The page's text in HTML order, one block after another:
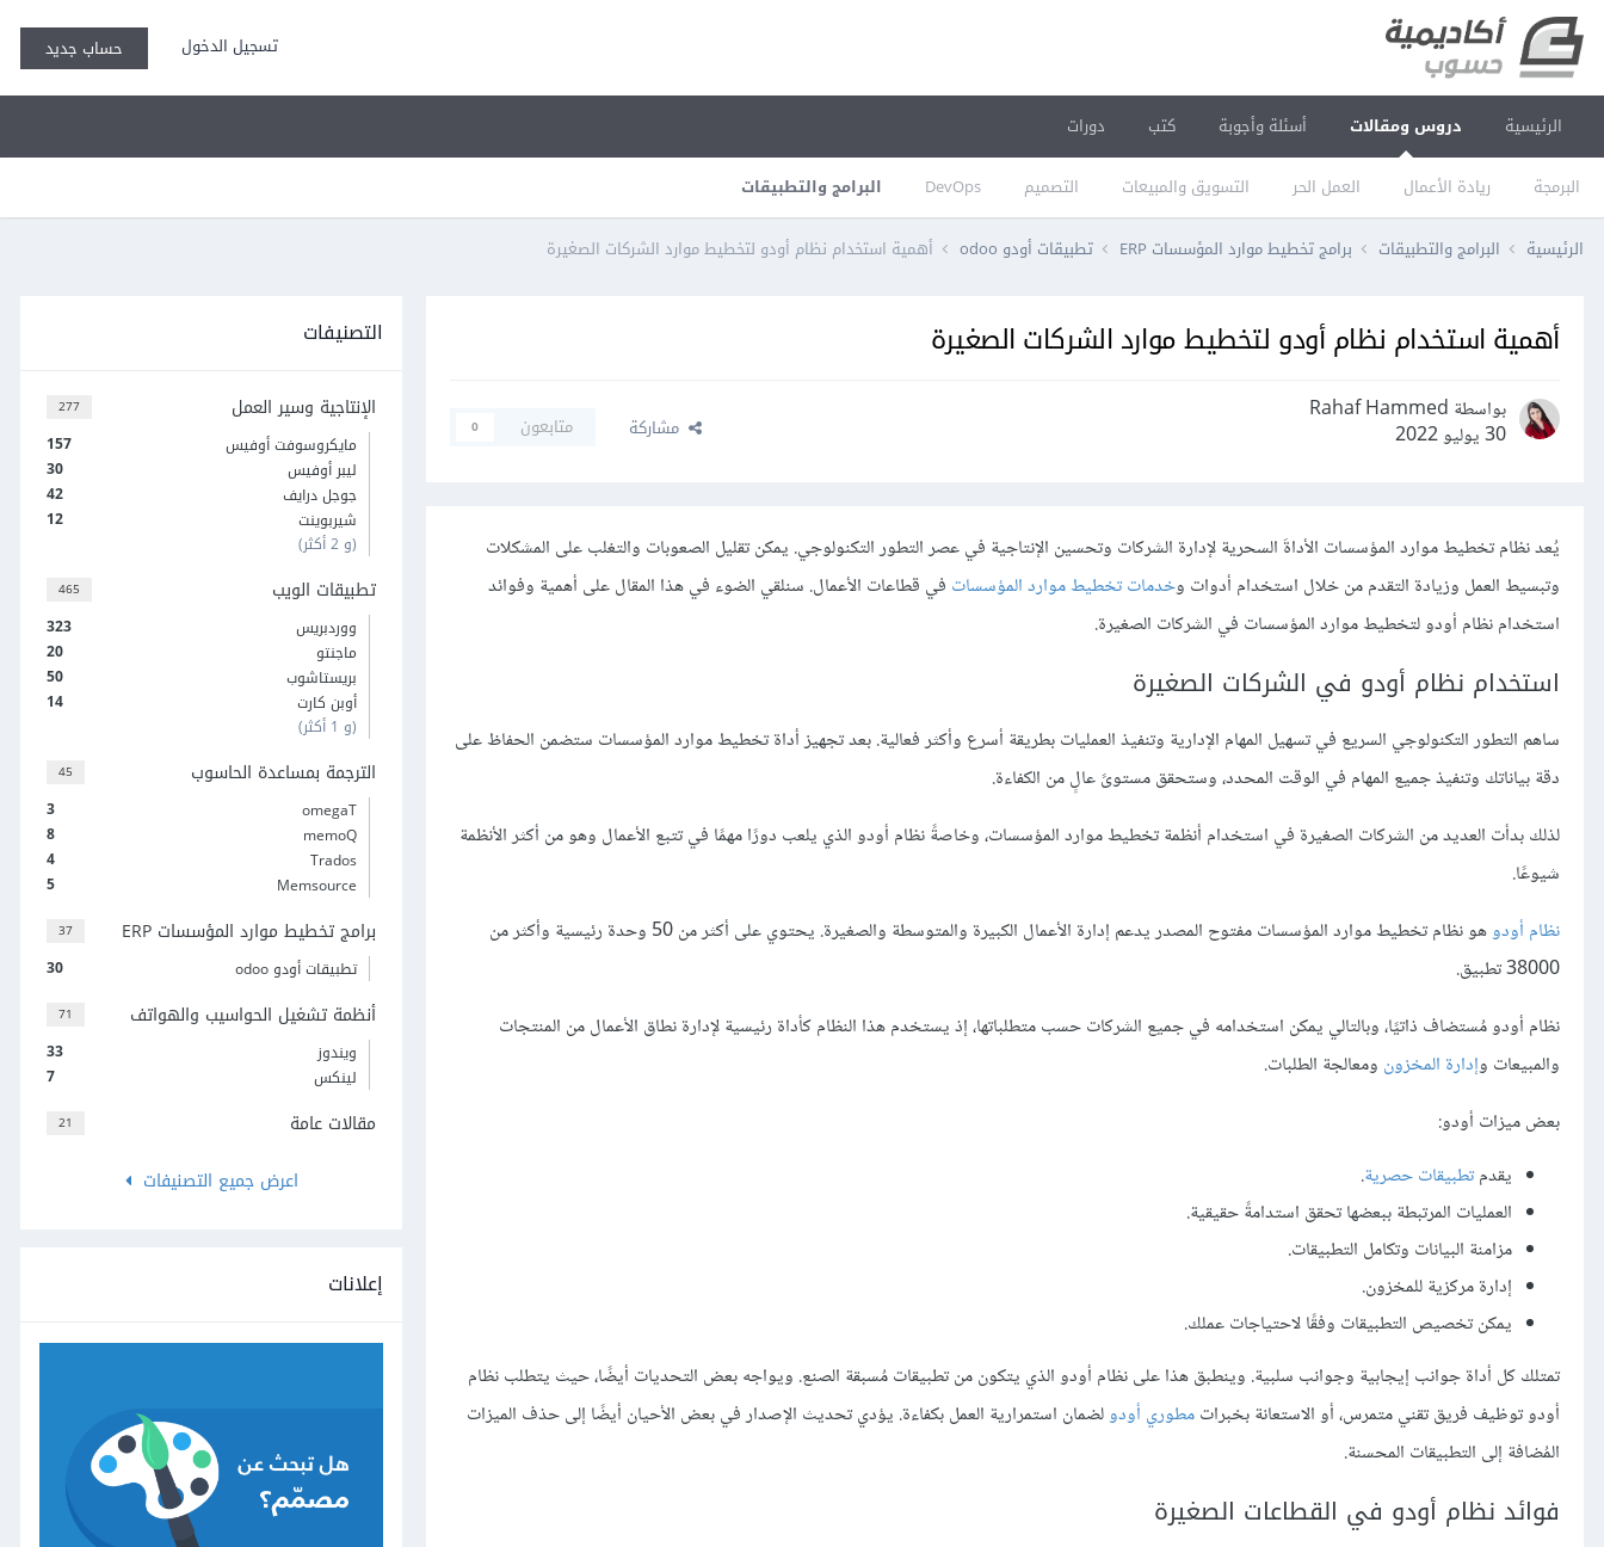
تسجيل الدخول حساب جديد
الرئيسية دروس ومقالات
البرمجة ريادة الأعمال العمل الحر التسويق والمبيعات التصميم DevOps البرامج والتطبيقات
أسئلة وأجوبة كتب دورات
الرئيسية البرامج والتطبيقات برامج تخطيط موارد المؤسسات ERP تطبيقات أودو odoo أهمية استخدام نظام أودو لتخطيط موارد الشركات الصغيرة
أهمية استخدام نظام أودو لتخطيط موارد الشركات الصغيرة
بواسطة Rahaf Hammed
30 يوليو 2022
مشاركة متابعون 0
يُعد نظام تخطيط موارد المؤسسات الأداةَ السحرية لإدارة الشركات وتحسين الإنتاجية في عصر التطور التكنولوجي. يمكن تقليل الصعوبات والتغلب على المشكلات
وتبسيط العمل وزيادة التقدم من خلال استخدام أدوات وخدمات تخطيط موارد المؤسسات في قطاعات الأعمال. سنلقي الضوء في هذا المقال على أهمية وفوائد
استخدام نظام أودو لتخطيط موارد المؤسسات في الشركات الصغيرة.
استخدام نظام أودو في الشركات الصغيرة
ساهم التطور التكنولوجي السريع في تسهيل المهام الإدارية وتنفيذ العمليات بطريقة أسرع وأكثر فعالية. بعد تجهيز أداة تخطيط موارد المؤسسات ستضمن الحفاظ على
دقة بياناتك وتنفيذ جميع المهام في الوقت المحدد، وستحقق مستوىً عالٍ من الكفاءة.
لذلك بدأت العديد من الشركات الصغيرة في استخدام أنظمة تخطيط موارد المؤسسات، وخاصةً نظام أودو الذي يلعب دورًا مهمًا في تتبع الأعمال وهو من أكثر الأنظمة
شيوعًا.
نظام أودو
هو نظام تخطيط موارد المؤسسات مفتوح المصدر يدعم إدارة الأعمال الكبيرة والمتوسطة والصغيرة. يحتوي على أكثر من 50 وحدة رئيسية وأكثر من
38000 تطبيق.
نظام أودو مُستضاف ذاتيًا، وبالتالي يمكن استخدامه في جميع الشركات حسب متطلباتها، إذ يستخدم هذا النظام كأداة رئيسية لإدارة نطاق الأعمال من المنتجات
والمبيعات وإدارة المخزون ومعالجة الطلبات.
بعض ميزات أودو:
يقدمتطبيقات حصرية.
العمليات المرتبطة ببعضها تحقق استدامةً حقيقية.
مزامنة البيانات وتكامل التطبيقات.
إدارة مركزية للمخزون.
يمكن تخصيص التطبيقات وفقًا لاحتياجات عملك.
تمتلك كل أداة جوانب إيجابية وجوانب سلبية. وينطبق هذا على نظام أودو الذي يتكون من تطبيقات مُسبقة الصنع. ويواجه بعض التحديات أيضًا، حيث يتطلب نظام
أودو توظيف فريق تقني متمرس، أو الاستعانة بخبراتمطوري أودولضمان استمرارية العمل بكفاءة. يؤدي تحديث الإصدار في بعض الأحيان أيضًا إلى حذف الميزات
المُضافة إلى التطبيقات المحسنة.
فوائد نظام أودو في القطاعات الصغيرة
التصنيفات
277 الإنتاجية وسير العمل
157
مايكروسوفت أوفيس
30
ليبر أوفيس
42
جوجل درايف
12
شيربوينت
(و 2 أكثر)
465 تطبيقات الويب
323
ووردبريس
20
ماجنتو
50
بريستاشوب
14
أوبن كارت
(و 1 أكثر)
45 الترجمة بمساعدة الحاسوب
3
omegaT
8
memoQ
4
Trados
5
Memsource
37 برامج تخطيط موارد المؤسسات ERP
30 تطبيقات أودو odoo
71 أنظمة تشغيل الحواسيب والهواتف
33
ويندوز
7
لينكس
21
مقالات عامة
اعرض جميع التصنيفات
إعلانات